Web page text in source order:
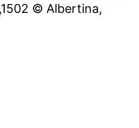
,1502 © Albertina,